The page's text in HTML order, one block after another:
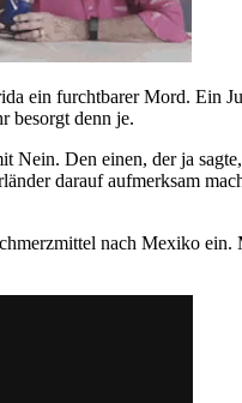
ein furchtbarer Mord. Ein
besorgt denn je.
Den einen, der ja
darauf aufmerksam
nach Mexiko